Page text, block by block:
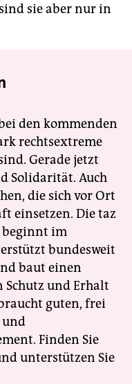
sie aber nur in
den kommenden
rechtsextreme
Gerade jetzt
Solidarität. Auch
die sich vor Ort
einsetzen. Die taz
beginnt im
bundesweit
baut einen
Schutz und Erhalt
guten, frei
und
Finden Sie
unterstützen Sie